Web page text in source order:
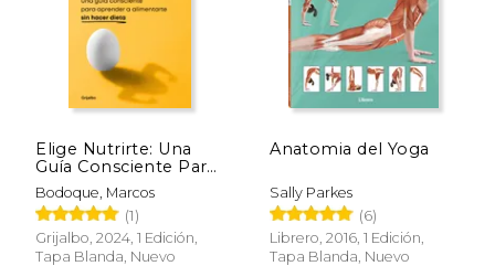
6%
dcto.
Elige Nutrirte: Una
Guía Consciente Para
Aprender a
Alimentarte Sin Hacer
Dieta / Choose
Nourishment: A Guide
to Conscious Eating
Bodoque, Marcos
(1)
Grijalbo, 2024, 1 Edición,
Tapa Blanda, Nuevo
Anatomia del Yoga
Sally Parkes
(6)
Librero, 2016, 1 Edición,
Tapa Blanda, Nuevo